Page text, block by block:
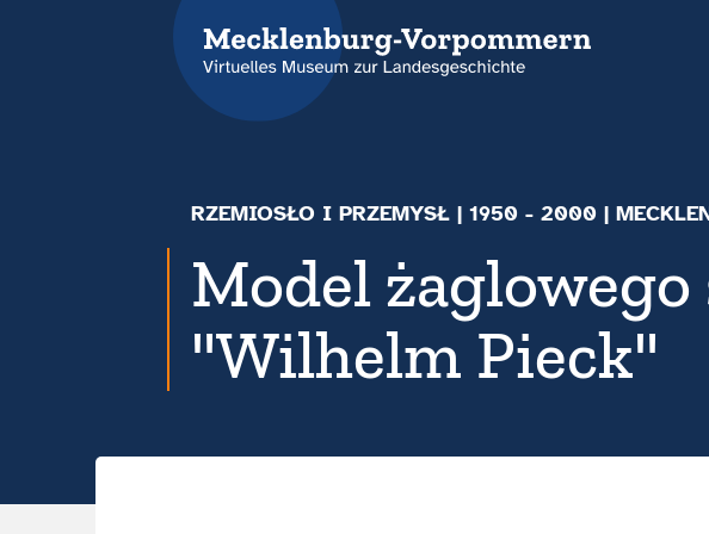
RZEMIOSŁO I PRZEMYSŁ | 1950 - 2000 |
Model
"Wilhelm Pieck"